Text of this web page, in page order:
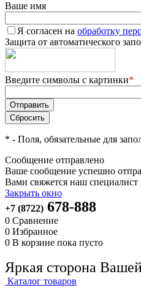
Ваше имя
Я согласен на обработку
Защита от автоматического
Введите символы с картинки*
* - Поля, обязательные для
Сообщение отправлено
Ваше сообщение успешно
Вами свяжется наш специалист
Закрыть окно
+7 (8722) 678-888
0 Сравнение
0 Избранное
0 В корзине пока пусто
Яркая сторона
Каталог товаров